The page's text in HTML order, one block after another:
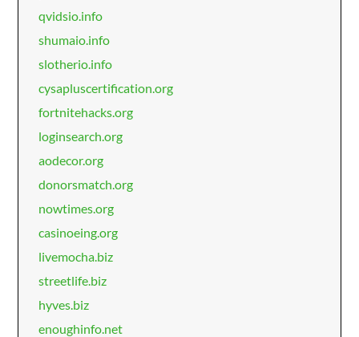
qvidsio.info
shumaio.info
slotherio.info
cysapluscertification.org
fortnitehacks.org
loginsearch.org
aodecor.org
donorsmatch.org
nowtimes.org
casinoeing.org
livemocha.biz
streetlife.biz
hyves.biz
enoughinfo.net